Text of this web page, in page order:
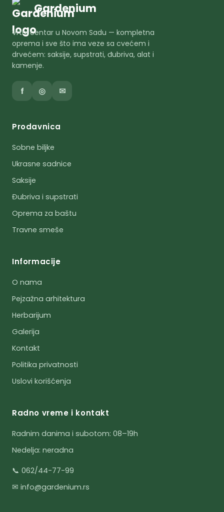
Gardenium
Vrtni centar u Novom Sadu — kompletna
oprema i sve što ima veze sa cvećem i
drvećem: saksije, supstrati, đubriva, alat i
kamenje.
f ◎ ✉
Prodavnica
Sobne biljke
Ukrasne sadnice
Saksije
Đubriva i supstrati
Oprema za baštu
Travne smeše
Informacije
O nama
Pejzažna arhitektura
Herbarijum
Galerija
Kontakt
Politika privatnosti
Uslovi korišćenja
Radno vreme i kontakt
Radnim danima i subotom: 08–19h
Nedelja: neradna
📞 062/44-77-99
✉ info@gardenium.rs